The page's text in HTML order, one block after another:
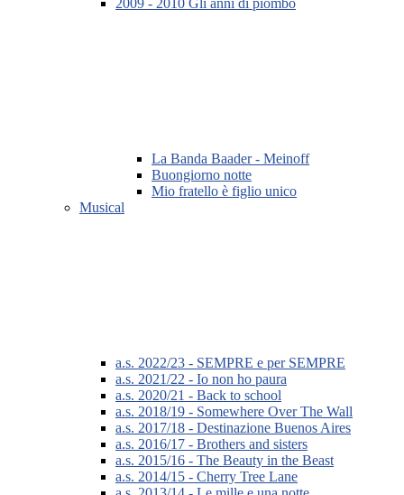
2009 - 2010 Gli anni di piombo
La Banda Baader - Meinoff
Buongiorno notte
Mio fratello è figlio unico
Musical
a.s. 2022/23 - SEMPRE e per SEMPRE
a.s. 2021/22 - Io non ho paura
a.s. 2020/21 - Back to school
a.s. 2018/19 - Somewhere Over The Wall
a.s. 2017/18 - Destinazione Buenos Aires
a.s. 2016/17 - Brothers and sisters
a.s. 2015/16 - The Beauty in the Beast
a.s. 2014/15 - Cherry Tree Lane